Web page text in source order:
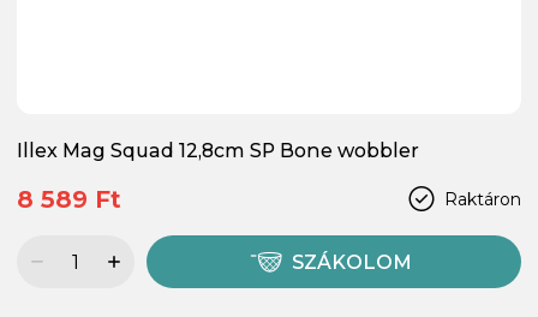
Illex Mag Squad 12,8cm SP Bone wobbler
Raktáron
8 589 Ft
SZÁKOLOM